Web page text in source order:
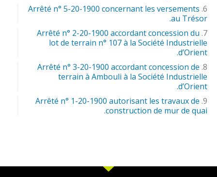
Arrêté n° 5-20-1900 concernant les versements
au Trésor.
Arrêté n° 2-20-1900 accordant concession du
lot de terrain n° 107 à la Société Industrielle
d’Orient.
Arrêté n° 3-20-1900 accordant concession de
terrain à Ambouli à la Société Industrielle
d’Orient.
Arrêté n° 1-20-1900 autorisant les travaux de
construction de mur de quai.